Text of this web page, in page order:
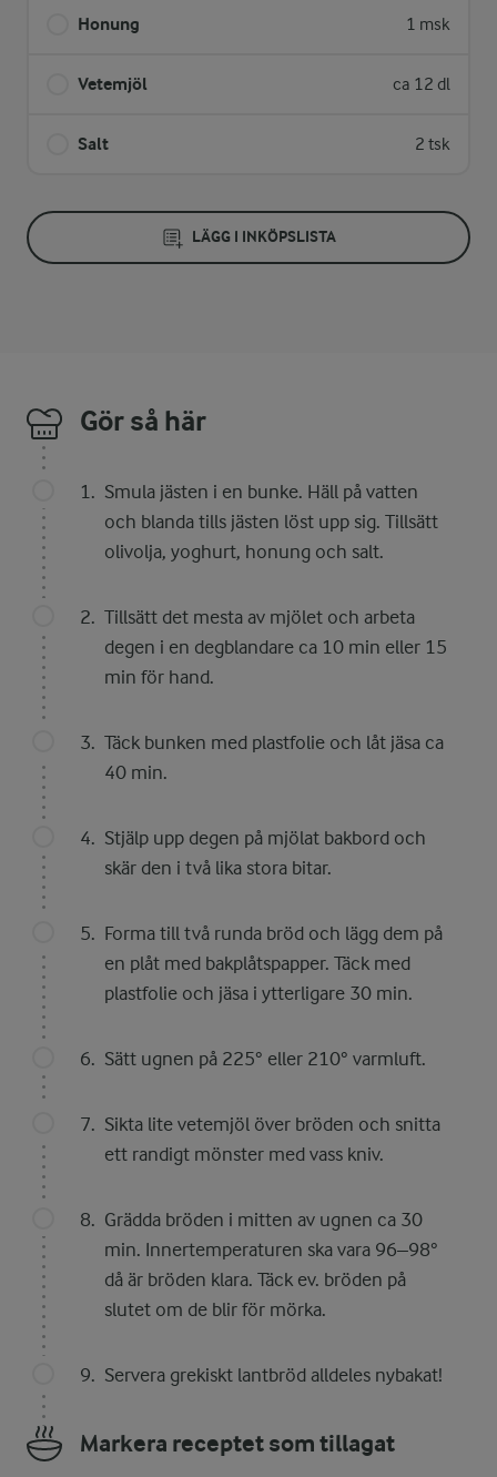
Honung 1 msk
Vetemjöl ca 12 dl
Salt 2 tsk
LÄGG I INKÖPSLISTA
Gör så här
Smula jästen i en bunke. Häll på vatten
och blanda tills jästen löst upp sig. Tillsätt
olivolja, yoghurt, honung och salt.
Tillsätt det mesta av mjölet och arbeta
degen i en degblandare ca 10 min eller 15
min för hand.
Täck bunken med plastfolie och låt jäsa ca
40 min.
Stjälp upp degen på mjölat bakbord och
skär den i två lika stora bitar.
Forma till två runda bröd och lägg dem på
en plåt med bakplåtspapper. Täck med
plastfolie och jäsa i ytterligare 30 min.
Sätt ugnen på 225° eller 210° varmluft.
Sikta lite vetemjöl över bröden och snitta
ett randigt mönster med vass kniv.
Grädda bröden i mitten av ugnen ca 30
min. Innertemperaturen ska vara 96–98°
då är bröden klara. Täck ev. bröden på
slutet om de blir för mörka.
Servera grekiskt lantbröd alldeles nybakat!
Markera receptet som tillagat